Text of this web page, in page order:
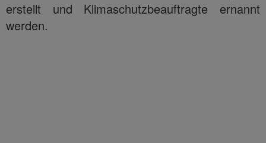
erstellt und Klimaschutzbeauftragte ernannt
werden.